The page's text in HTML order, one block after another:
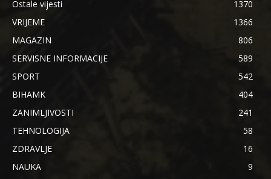
Ostale vijesti
1370
VRIJEME
1366
MAGAZIN
806
SERVISNE INFORMACIJE
589
SPORT
542
BIHAMK
404
ZANIMLJIVOSTI
241
TEHNOLOGIJA
58
ZDRAVLJE
16
NAUKA
9